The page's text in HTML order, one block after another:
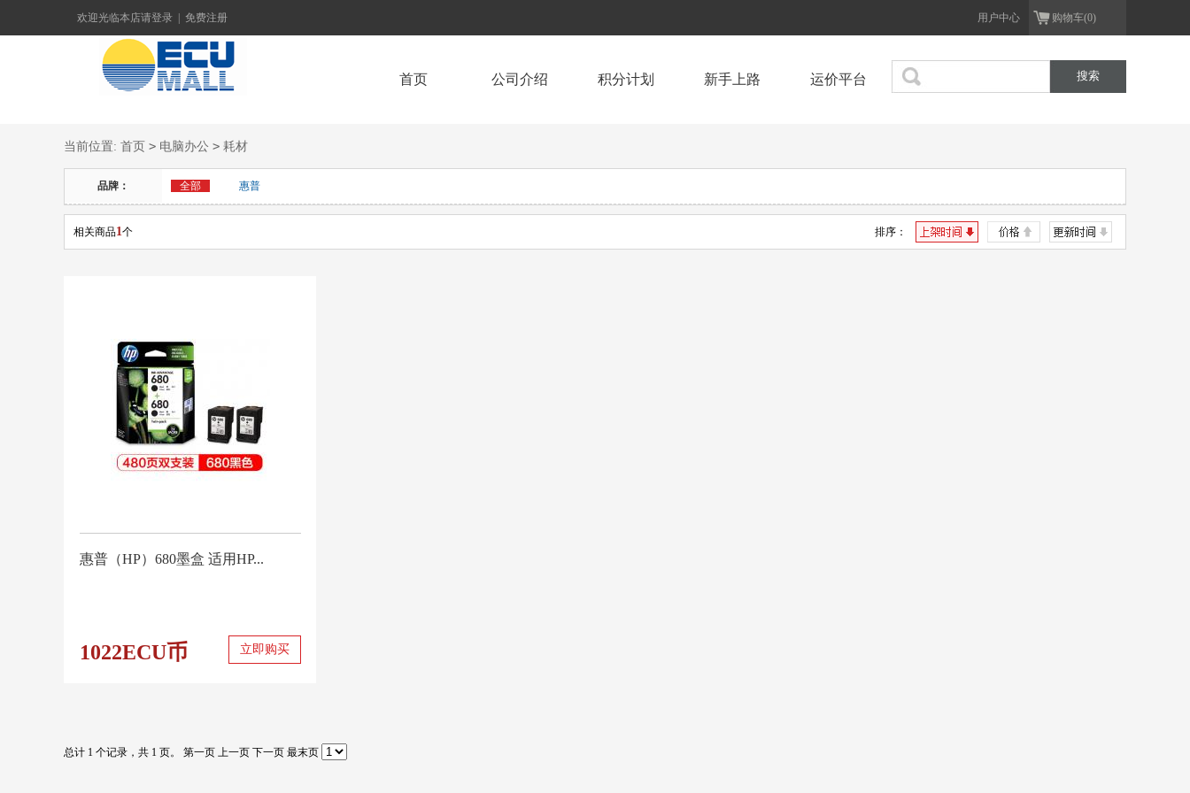
欢迎光临本店请登录 免费注册 用户中心 购物车(0)
首页 公司介绍 积分计划 新手上路 运价平台
联系我们 会员中心 公司介绍 食品专区
当前位置: 首页 > 电脑办公 > 耗材
品牌： 全部 惠普
相关商品1个 排序：
惠普（HP）680墨盒 适用HP...
1022ECU币 立即购买
总计 1 个记录，共 1 页。 第一页 上一页 下一页 最末页